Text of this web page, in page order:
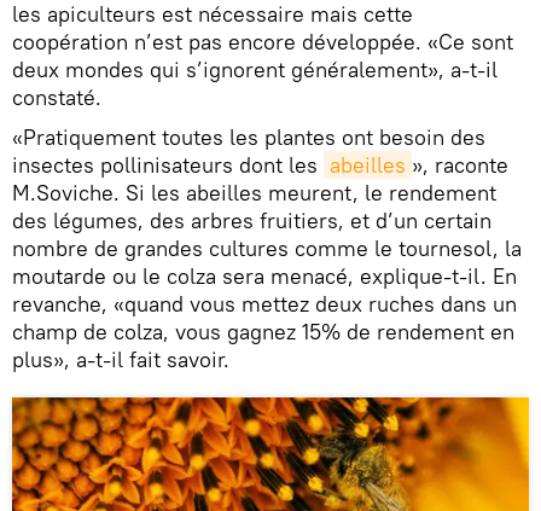
les apiculteurs est nécessaire mais cette
coopération n’est pas encore développée. «Ce sont
deux mondes qui s’ignorent généralement», a-t-il
constaté.
«Pratiquement toutes les plantes ont besoin des
insectes pollinisateurs dont les abeilles », raconte
M.Soviche. Si les abeilles meurent, le rendement
des légumes, des arbres fruitiers, et d’un certain
nombre de grandes cultures comme le tournesol, la
moutarde ou le colza sera menacé, explique-t-il. En
revanche, «quand vous mettez deux ruches dans un
champ de colza, vous gagnez 15% de rendement en
plus», a-t-il fait savoir.